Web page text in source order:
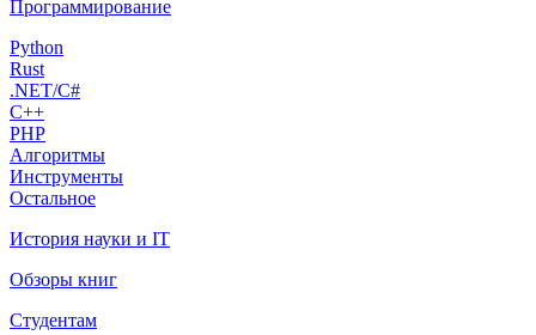
Программирование
Python
Rust
.NET/C#
C++
PHP
Алгоритмы
Инструменты
Остальное
История науки и IT
Обзоры книг
Студентам